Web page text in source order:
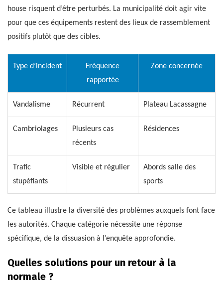
house risquent d’être perturbés. La municipalité doit agir vite
pour que ces équipements restent des lieux de rassemblement
positifs plutôt que des cibles.
Type d’incident
Fréquence
rapportée
Zone concernée
Vandalisme Récurrent Plateau Lacassagne
Cambriolages
Plusieurs cas
récents
Résidences
Trafic
stupéfiants
Visible et régulier
Abords salle des
sports
Ce tableau illustre la diversité des problèmes auxquels font face
les autorités. Chaque catégorie nécessite une réponse
spécifique, de la dissuasion à l’enquête approfondie.
Quelles solutions pour un retour à la
normale ?